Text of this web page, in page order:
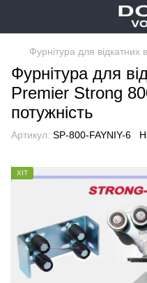
Фурнітура для відкатних
Фурнітура для
Premier Strong
потужність
Артикул: SP-800-FAYNIY-6
ХІТ